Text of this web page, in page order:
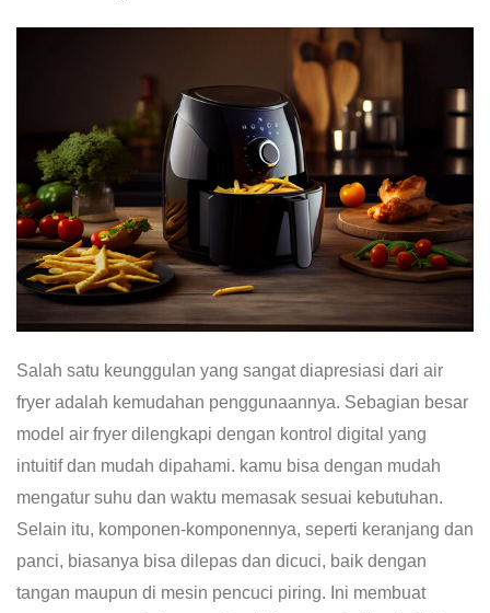
Salah satu keunggulan yang sangat diapresiasi dari air
fryer adalah kemudahan penggunaannya. Sebagian besar
model air fryer dilengkapi dengan kontrol digital yang
intuitif dan mudah dipahami. kamu bisa dengan mudah
mengatur suhu dan waktu memasak sesuai kebutuhan.
Selain itu, komponen-komponennya, seperti keranjang dan
panci, biasanya bisa dilepas dan dicuci, baik dengan
tangan maupun di mesin pencuci piring. Ini membuat